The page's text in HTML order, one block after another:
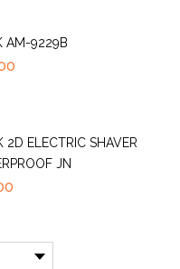
AM-9229B
2D ELECTRIC SHAVER
JN